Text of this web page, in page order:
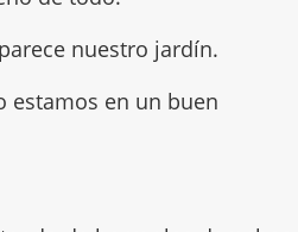
nuestro jardín.
estamos en un buen